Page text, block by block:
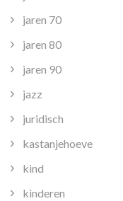
jaren 70
jaren 80
jaren 90
jazz
juridisch
kastanjehoeve
kind
kinderen